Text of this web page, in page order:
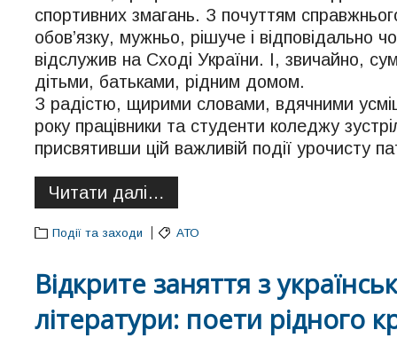
спортивних змагань. З почуттям
обов’язку, мужньо, рішуче і відповідально
відслужив на Сході України. І, звичайно,
дітьми, батьками, рідним домом.
З радістю, щирими словами, вдячними
року працівники та студенти коледжу
присвятивши цій важливій події урочисту
Читати далі…
Події та заходи АТО
Відкрите заняття з
літератури: поети рідного